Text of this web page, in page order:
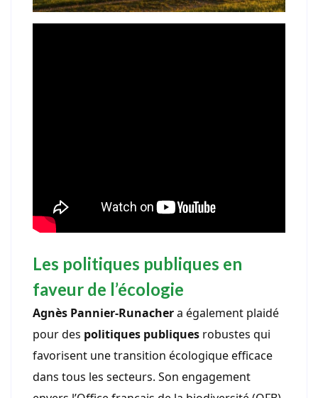
Les politiques publiques en
faveur de l’écologie
Agnès Pannier-Runachera également plaidé
pour des politiques publiques robustes qui
favorisent une transition écologique efficace
dans tous les secteurs. Son engagement